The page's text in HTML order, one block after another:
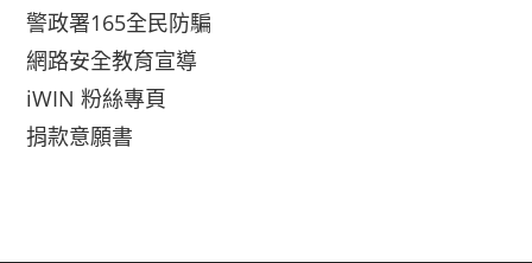
警政署165全民防騙
網路安全教育宣導
iWIN 粉絲專頁
捐款意願書